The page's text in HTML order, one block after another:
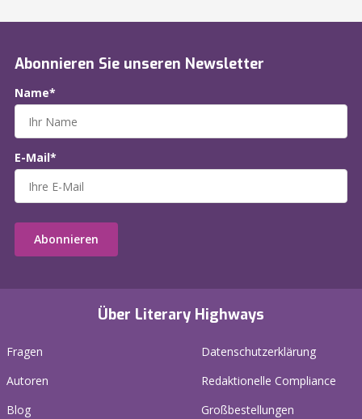
Über Literary Highways
Fragen
Autoren
Blog
Datenschutzerklärung
Redaktionelle Compliance
Großbestellungen
Abonnieren Sie unseren Newsletter
Name*
E-Mail*
Abonnieren